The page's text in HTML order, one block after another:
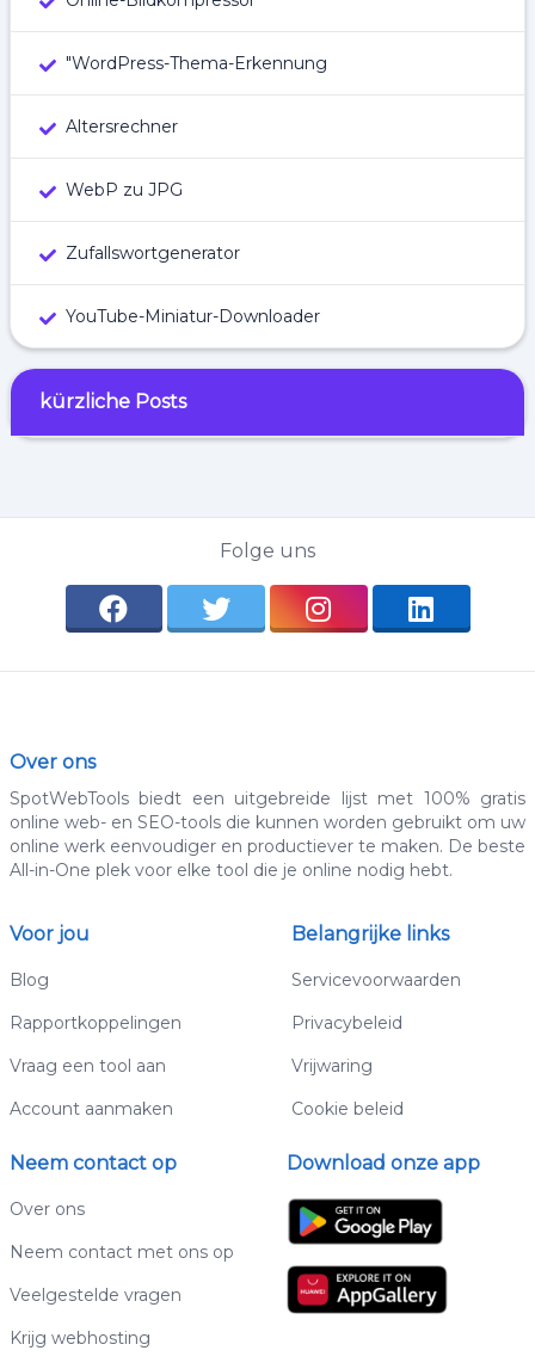
"WordPress-Thema-Erkennung
Altersrechner
WebP zu JPG
Zufallswortgenerator
YouTube-Miniatur-Downloader
kürzliche Posts
Folge uns
Over ons
SpotWebTools biedt een uitgebreide lijst met 100% gratis
online web- en SEO-tools die kunnen worden gebruikt om uw
online werk eenvoudiger en productiever te maken. De beste
All-in-One plek voor elke tool die je online nodig hebt.
Voor jou
Blog
Rapportkoppelingen
Vraag een tool aan
Account aanmaken
Belangrijke links
Servicevoorwaarden
Privacybeleid
Vrijwaring
Cookie beleid
Neem contact op
Over ons
Neem contact met ons op
Veelgestelde vragen
Krijg webhosting
Download onze app